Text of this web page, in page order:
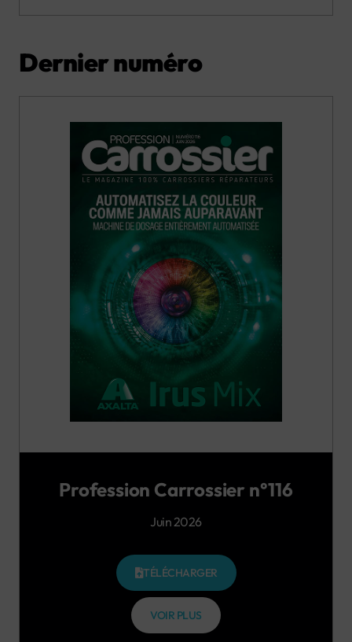
Dernier numéro
Profession Carrossier n°116
Juin 2026
TÉLÉCHARGER
VOIR PLUS